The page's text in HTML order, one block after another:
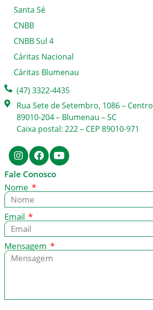
Santa Sé
CNBB
CNBB Sul 4
Cáritas Nacional
Cáritas Blumenau
(47) 3322-4435
Rua Sete de Setembro, 1086 – Centro
89010-204 – Blumenau – SC
Caixa postal: 222 – CEP 89010-971
Fale Conosco
Nome
Email
Mensagem